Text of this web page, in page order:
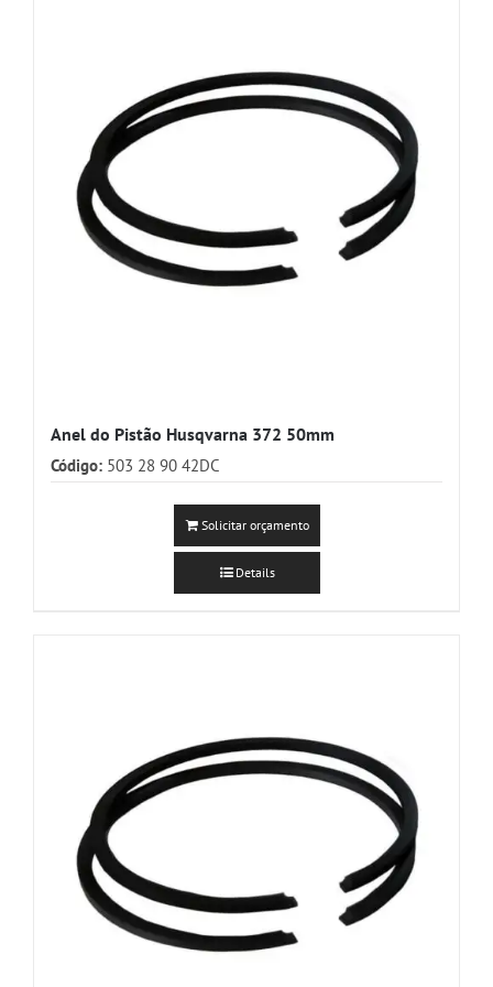
Anel do Pistão Husqvarna 372 50mm
Código: 503 28 90 42DC
Solicitar orçamento
Details